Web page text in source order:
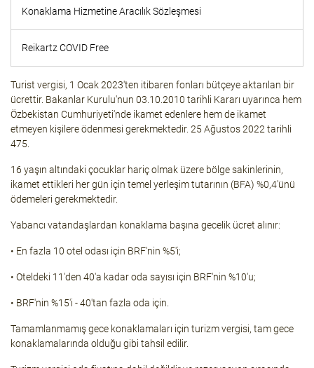
Konaklama Hizmetine Aracılık Sözleşmesi
Reikartz COVID Free
Turist vergisi, 1 Ocak 2023'ten itibaren fonları bütçeye aktarılan bir
ücrettir. Bakanlar Kurulu'nun 03.10.2010 tarihli Kararı uyarınca hem
Özbekistan Cumhuriyeti'nde ikamet edenlere hem de ikamet
etmeyen kişilere ödenmesi gerekmektedir. 25 Ağustos 2022 tarihli
475.
16 yaşın altındaki çocuklar hariç olmak üzere bölge sakinlerinin,
ikamet ettikleri her gün için temel yerleşim tutarının (BFA) %0,4'ünü
ödemeleri gerekmektedir.
Yabancı vatandaşlardan konaklama başına gecelik ücret alınır:
• En fazla 10 otel odası için BRF'nin %5'i;
• Oteldeki 11'den 40'a kadar oda sayısı için BRF'nin %10'u;
• BRF'nin %15'i - 40'tan fazla oda için.
Tamamlanmamış gece konaklamaları için turizm vergisi, tam gece
konaklamalarında olduğu gibi tahsil edilir.